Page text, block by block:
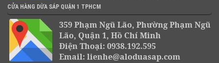
CỬA HÀNG DỪA SÁP QUẬN 1 TPHCM
359 Phạm Ngũ Lão, Phường Phạm Ngũ
Lão, Quận 1, Hồ Chí Minh
Điện Thoại: 0938.192.595
Email: lienhe@aloduasap.com